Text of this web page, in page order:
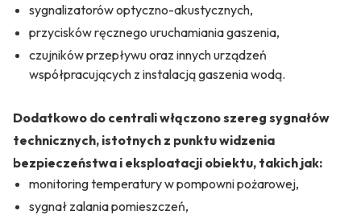
sygnalizatorów optyczno-akustycznych,
przycisków ręcznego uruchamiania gaszenia,
czujników przepływu oraz innych urządzeń
współpracujących z instalacją gaszenia wodą.
Dodatkowo do centrali włączono szereg sygnałów
technicznych, istotnych z punktu widzenia
bezpieczeństwa i eksploatacji obiektu, takich jak:
monitoring temperatury w pompowni pożarowej,
sygnał zalania pomieszczeń,